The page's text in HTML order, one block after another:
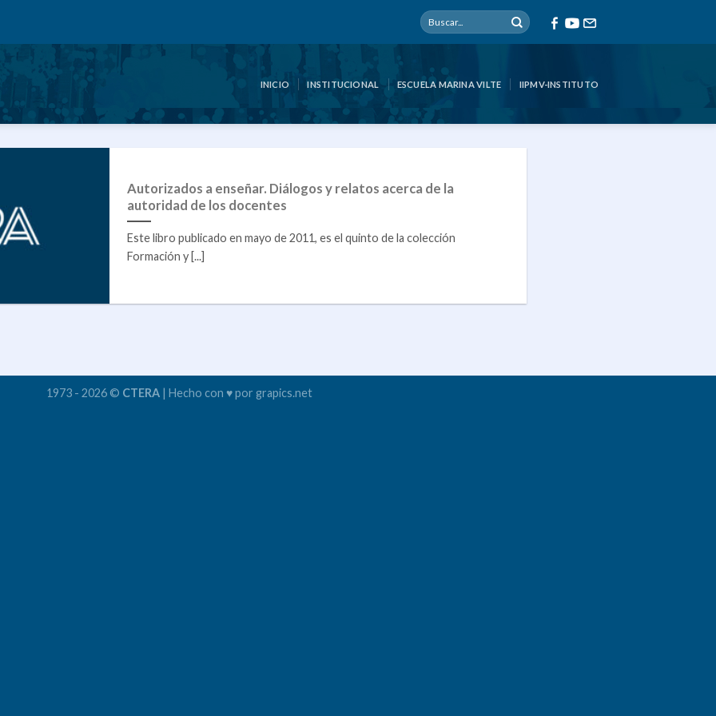
INICIO INSTITUCIONAL ESCUELA MARINA VILTE IIPMV-INSTITUTO
Autorizados a enseñar. Diálogos y relatos acerca de la
autoridad de los docentes
Este libro publicado en mayo de 2011, es el quinto de la colección
Formación y [...]
1973 - 2026 © CTERA| Hecho con ♥ por grapics.net